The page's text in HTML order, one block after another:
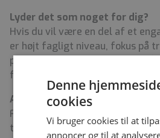
Lyder det som noget for dig?
Hvis du vil være en del af et
er højt fagligt niveau, fokus på
personlig og faglig udvikling,
fra dig.
Ansøgning og kontakt
For yderligere information, kan
telefon [telefonnummer] eller
Denne
cookies
Vi bruger cookies til at
annoncer og til at